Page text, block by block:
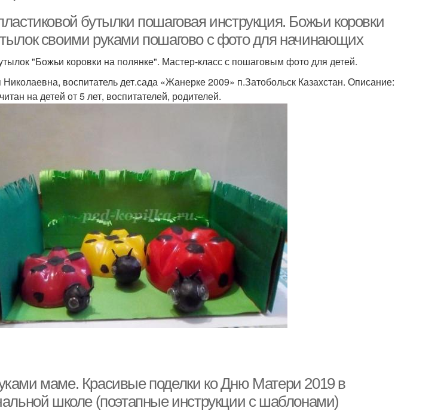
бутылки пошаговая инструкция. Божьи коровки
своими руками пошагово с фото для начинающих
"Божьи коровки на полянке". Мастер-класс с пошаговым фото для детей.
воспитатель дет.сада «Жанерке 2009» п.Затобольск Казахстан. Описание:
на детей от 5 лет, воспитателей, родителей.
маме. Красивые поделки ко Дню Матери 2019 в
школе (поэтапные инструкции с шаблонами)